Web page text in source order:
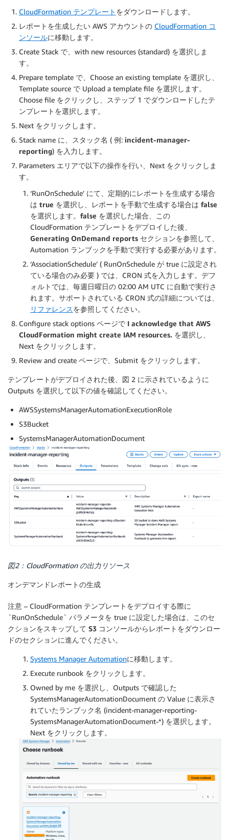
CloudFormation テンプレート をダウンロードします。
レポートを生成したい AWS アカウントの CloudFormation コ
ンソールに移動します。
Create Stack で、with new resources (standard) を選択しま
す。
Prepare template で、Choose an existing template を選択し、
Template source で Upload a template file を選択します。
Choose file をクリックし、ステップ 1 でダウンロードしたテ
ンプレートを選択します。
Next をクリックします。
Stack name に、スタック名 ( 例: incident-manager-
reporting) を入力します。
Parameters エリアで以下の操作を行い、Next をクリックしま
す。
‘RunOnSchedule’ にて、定期的にレポートを生成する場合
は true を選択し、レポートを手動で生成する場合は false
を選択します。 false を選択した場合、この
CloudFormation テンプレートをデプロイした後、
Generating OnDemand reports セクションを参照して、
Automation ランブックを手動で実行する必要があります。
‘AssociationSchedule’ ( RunOnSchedule が true に設定され
ている場合のみ必要 ) では、CRON 式を入力します。デフ
ォルトでは、毎週日曜日の 02:00 AM UTC に自動で実行さ
れます。サポートされている CRON 式の詳細については、
リファレンスを参照してください。
Configure stack options ページで I acknowledge that AWS
CloudFormation might create IAM resources. を選択し、
Next をクリックします。
Review and create ページで、Submit をクリックします。
テンプレートがデプロイされた後、図 2 に示されているように
Outputs を選択して以下の値を確認してください。
AWSSystemsManagerAutomationExecutionRole
S3Bucket
SystemsManagerAutomationDocument
図2：CloudFormation の出力リソース
オンデマンドレポートの生成
注意 – CloudFormation テンプレートをデプロイする際に
`RunOnSchedule` パラメータを true に設定した場合は、このセ
クションをスキップして S3 コンソールからレポートをダウンロー
ドのセクションに進んでください。
Systems Manager Automationに移動します。
Execute runbook をクリックします。
Owned by me を選択し、Outputs で確認した
SystemsManagerAutomationDocument の Value に表示さ
れていたランブック名 (incident-manager-reporting-
SystemsManagerAutomationDocument-*) を選択します。
Next をクリックします。